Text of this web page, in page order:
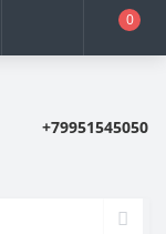
0
+79951545050